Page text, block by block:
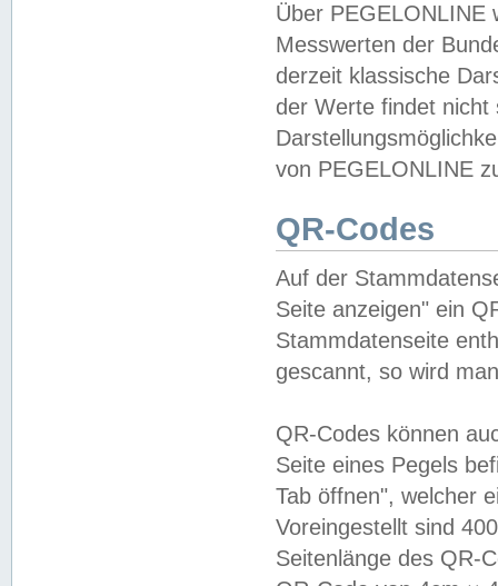
Über PEGELONLINE
Messwerten der
derzeit klassische
der Werte findet
von PEGELONLINE
QR-Codes
Auf der
Seite anzeigen" ein
Stammdatenseite
gescannt, so wird
QR-Codes können
Seite eines Pegels
Tab öffnen", welcher
Voreingestellt sind
Seitenlänge des QR-